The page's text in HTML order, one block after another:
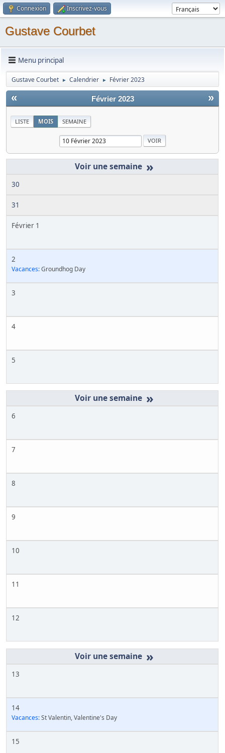
Connexion Inscrivez-vous
Gustave Courbet
Menu principal
Gustave Courbet ► Calendrier ► Février 2023
« »
Février 2023
LISTE MOIS SEMAINE
»
30
31
Février 1
2
Vacances:Groundhog Day
3
4
5
»
6
7
8
9
10
11
12
»
13
14
Vacances:St Valentin, Valentine's Day
15